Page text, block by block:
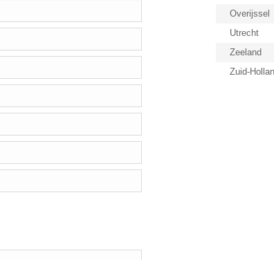
Overijssel
Utrecht
Zeeland
Zuid-